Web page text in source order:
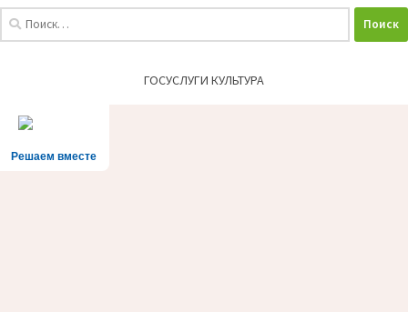
ГОСУСЛУГИ КУЛЬТУРА
Решаем вместе